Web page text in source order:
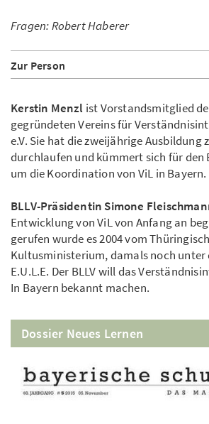
Fragen: Robert Haberer
Zur Person
Kerstin Menzl ist Vorstandsmitglied
gegründeten Vereins für
e.V. Sie hat die zweijährige Ausbildung
durchlaufen und kümmert sich für den
um die Koordination von ViL in Bayern.
BLLV-Präsidentin Simone
Entwicklung von ViL von Anfang an
gerufen wurde es 2004 vom
Kultusministerium, damals noch unter
E.U.L.E. Der BLLV will das
In Bayern bekannt machen.
Dossier Neues Lernen